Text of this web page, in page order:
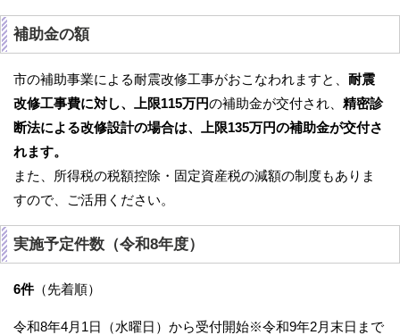
補助金の額
市の補助事業による耐震改修工事がおこなわれますと、 耐震
改修工事費に対し、上限115万円の補助金が交付され、 精密診
断法による改修設計の場合は、上限135万円の補助金が交付さ
れます。
また、所得税の税額控除・固定資産税の減額の制度もありま
すので、ご活用ください。
実施予定件数（令和8年度）
6件（先着順）
令和8年4月1日（水曜日）から受付開始※令和9年2月末日まで